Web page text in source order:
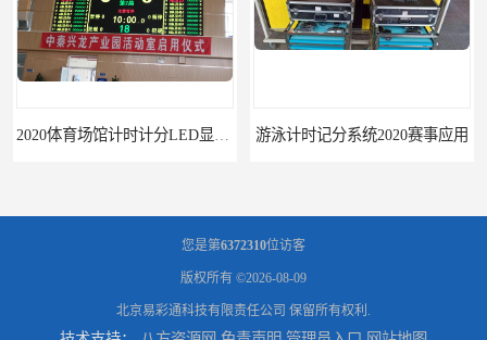
2020体育场馆计时计分LED显示要求 游泳计时记分系统2020赛事应用
您是第6372310位访客
版权所有 ©2026-08-09
北京易彩通科技有限责任公司 保留所有权利.